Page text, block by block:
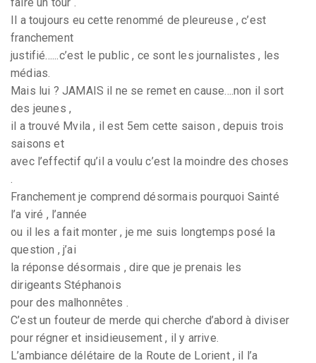
Il a toujours eu cette renommé de pleureuse , c’est
franchement
justifié......c’est le public , ce sont les journalistes , les
médias.
Mais lui ? JAMAIS il ne se remet en cause....non il sort
des jeunes ,
il a trouvé Mvila , il est 5em cette saison , depuis trois
saisons et
avec l’effectif qu’il a voulu c’est la moindre des choses
Franchement je comprend désormais pourquoi Sainté
l’a viré , l’année
ou il les a fait monter , je me suis longtemps posé la
question , j’ai
la réponse désormais , dire que je prenais les
dirigeants Stéphanois
pour des malhonnêtes .
C’est un fouteur de merde qui cherche d’abord à diviser
pour régner et insidieusement , il y arrive.
L’ambiance délétaire de la Route de Lorient , il l’a